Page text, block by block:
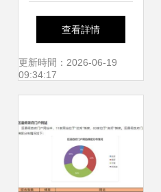
寸壁掛式高清廣告
機 樓宇數字化信息
務專家
查看詳情
更新時間：2026-06-19
09:34:17